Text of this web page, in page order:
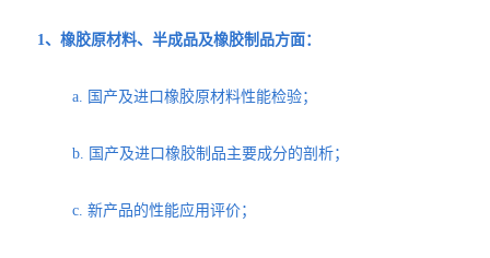
1、橡胶原材料、半成品及橡胶制品方面：
a. 国产及进口橡胶原材料性能检验；
b. 国产及进口橡胶制品主要成分的剖析；
c. 新产品的性能应用评价；